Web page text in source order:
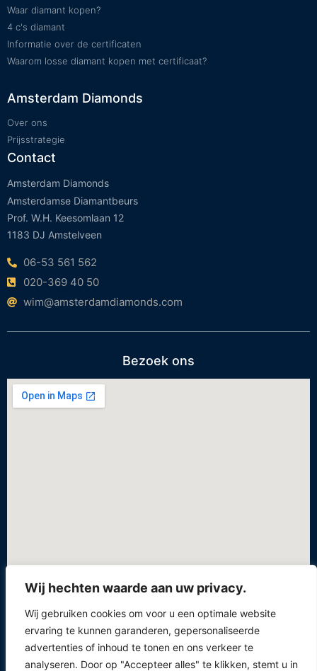
Wij hechten waarde aan uw privacy.
Wij gebruiken cookies om voor u een optimale website
ervaring te kunnen garanderen, gepersonaliseerde
advertenties of inhoud te tonen en ons verkeer te
analyseren. Door op "Accepteer alles" te klikken, stemt u in
Waar diamant kopen?
4 c's diamant
Informatie over de certificaten
Waarom losse diamant kopen met certificaat?
Amsterdam Diamonds
Over ons
Prijsstrategie
Contact
Amsterdam Diamonds
Amsterdamse Diamantbeurs
Prof. W.H. Keesomlaan 12
1183 DJ Amstelveen
06-53 561 562
020-369 40 50
wim@amsterdamdiamonds.com
Bezoek ons
Privacybeleid
Voorwaarden
Verzendings-, retour- en cookiebeleid